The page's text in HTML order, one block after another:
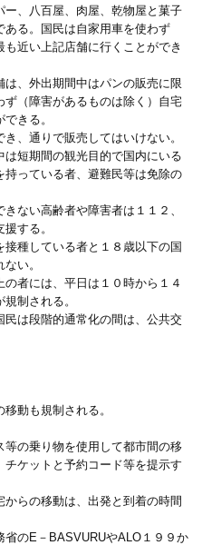
、八百屋、肉屋、乾物屋と菓子
る。国民は自家用車を使わず
も近い上記店舗に行くことができ
、外出期間中はパンの販売に限
ず（障害があるものは除く）自宅
きる。
、通りで販売してはいけない。
短期間の観光目的で国内にいる
っている者、避難民等は免除の
ない高齢者や障害者は１１２、
する。
種している者と１８歳以下の国
い。
者には、平日は１０時から１４
制される。
は段階的通常化の間は、公共交
動も規制される。
等の乗り物を使用して都市間の移
ケットと予約コード等を提示す
らの移動は、出発と到着の時間
省のE－BASVURUやALO１９９か